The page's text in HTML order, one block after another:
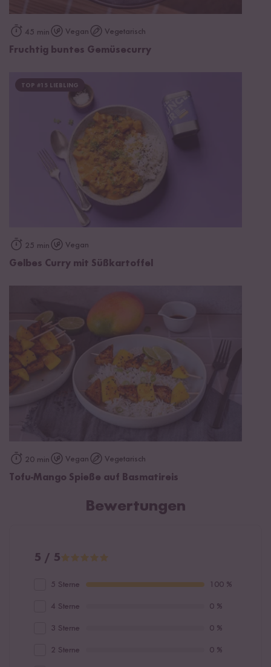
45 min Vegan Vegetarisch
Fruchtig buntes Gemüsecurry
TOP #15 LIEBLING
25 min Vegan
Gelbes Curry mit Süßkartoffel
20 min Vegan Vegetarisch
Tofu-Mango Spieße auf Basmatireis
Bewertungen
5 / 5
5 Sterne 100 %
4 Sterne 0 %
3 Sterne 0 %
2 Sterne 0 %